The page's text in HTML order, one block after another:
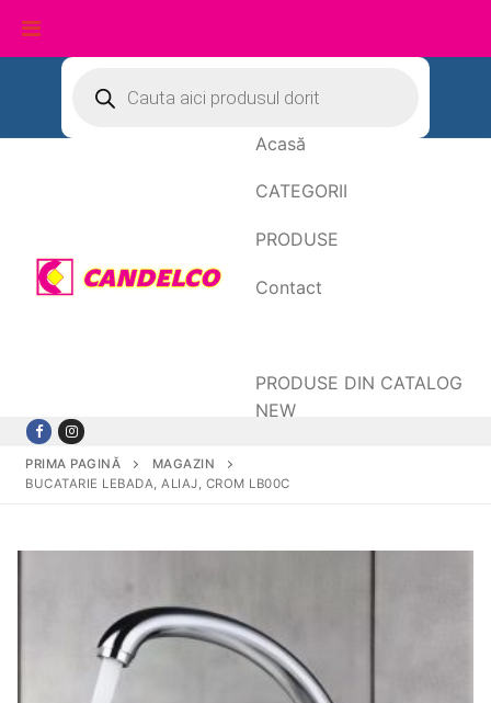
conținut
search
Acasă
CATEGORII
PRODUSE
Contact
PRODUSE DIN CATALOG
NEW
PRIMA PAGINĂ
MAGAZIN
BUCATARIE LEBADA, ALIAJ, CROM LB00C